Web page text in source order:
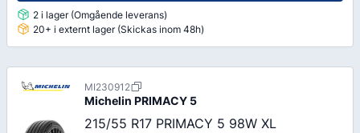
2 i lager (Omgående leverans)
20+ i externt lager (Skickas inom 48h)
MI230912
Michelin PRIMACY 5
215/55 R17 PRIMACY 5 98W XL